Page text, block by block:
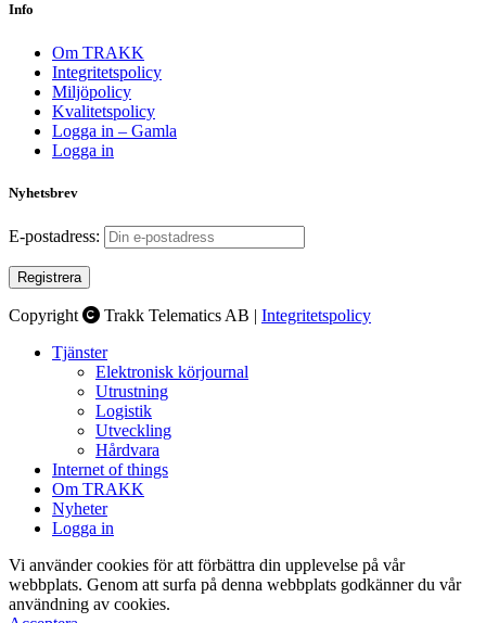
Info
Om TRAKK
Integritetspolicy
Miljöpolicy
Kvalitetspolicy
Logga in – Gamla
Logga in
Nyhetsbrev
E-postadress:
Copyright Trakk Telematics AB | Integritetspolicy
Tjänster
Elektronisk körjournal
Utrustning
Logistik
Utveckling
Hårdvara
Internet of things
Om TRAKK
Nyheter
Logga in
Vi använder cookies för att förbättra din upplevelse på vår
webbplats. Genom att surfa på denna webbplats godkänner du vår
användning av cookies.